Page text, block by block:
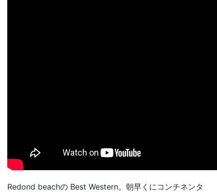
Redond beachの Best Western。朝早くにコンチネンタ